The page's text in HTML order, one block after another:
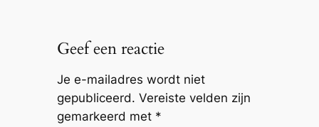
Geef een reactie
Je e-mailadres wordt niet
gepubliceerd. Vereiste velden zijn
gemarkeerd met *